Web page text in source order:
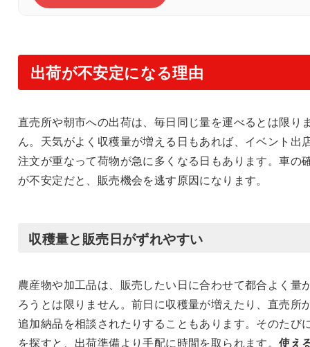
出荷が不安定になる理由
直売所や朝市への出荷は、毎日同じ量を運べるとは限り
ん。天気がよく収穫量が増える日もあれば、イベント出
注文が重なって荷物が急に多くなる日もあります。車の
が不安定だと、販売機会を逃す原因になります。
収穫量と販売日がずれやすい
農産物や加工品は、販売したい日に合わせて都合よく量
ろうとは限りません。前日に収穫量が増えたり、直売所
追加納品を相談されたりすることもあります。そのたび
を探すと、出荷準備より手配に時間を取られます。使え